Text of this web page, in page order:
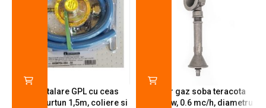
Kit instalare GPL cu ceas
butelie, furtun 1,5m, coliere si
Arzator gaz soba teracota
A600, 6 kw, 0.6 mc/h, diametru